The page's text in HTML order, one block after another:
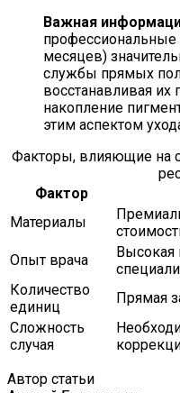
Важная
профессиональные
месяцев)
службы прямых
восстанавливая их
накопление
этим аспектом
Факторы, влияющие на
Фактор
Материалы
Опыт врача
Высокая
Количество
единиц
Прямая
Сложность
случая
Автор статьи